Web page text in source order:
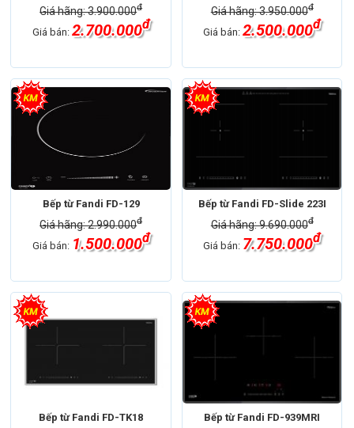
Giá hãng: 3.900.000đ
Giá bán: 2.700.000đ
Giá hãng: 3.950.000đ
Giá bán:2.500.000đ
Bếp từ Fandi FD-129
Giá hãng: 2.990.000đ
Giá bán: 1.500.000đ
Bếp từ Fandi FD-Slide 223I
Giá hãng: 9.690.000đ
Giá bán: 7.750.000đ
Bếp từ Fandi FD-TK18 Bếp từ Fandi FD-939MRI